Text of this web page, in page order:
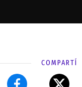
COMPARTÍ